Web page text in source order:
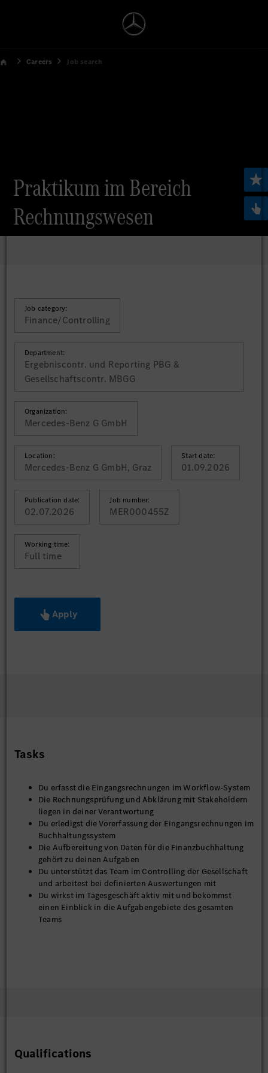
Careers Job search
Praktikum im Bereich
Rechnungswesen
Job category:
Finance/Controlling
Department:
Ergebniscontr. und Reporting PBG &
Gesellschaftscontr. MBGG
Organization:
Mercedes-Benz G GmbH
Location:
Mercedes-Benz G GmbH, Graz
Start date:
01.09.2026
Publication date:
02.07.2026
Job number:
MER000455Z
Working time:
Full time
Apply
Tasks
Du erfasst die Eingangsrechnungen im Workflow-System
Die Rechnungsprüfung und Abklärung mit Stakeholdern
liegen in deiner Verantwortung
Du erledigst die Vorerfassung der Eingangsrechnungen im
Buchhaltungssystem
Die Aufbereitung von Daten für die Finanzbuchhaltung
gehört zu deinen Aufgaben
Du unterstützt das Team im Controlling der Gesellschaft
und arbeitest bei definierten Auswertungen mit
Du wirkst im Tagesgeschäft aktiv mit und bekommst
einen Einblick in die Aufgabengebiete des gesamten
Teams
Qualifications